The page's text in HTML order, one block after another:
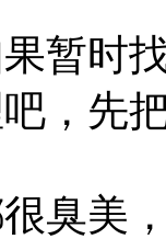
时找
，先
美，